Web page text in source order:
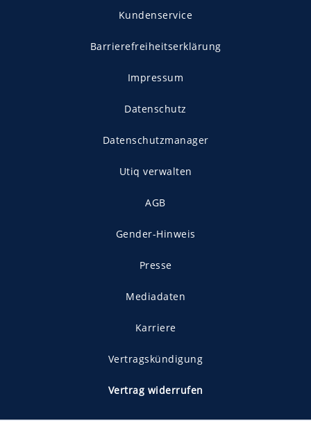
Kundenservice
Barrierefreiheitserklärung
Impressum
Datenschutz
Datenschutzmanager
Utiq verwalten
AGB
Gender-Hinweis
Presse
Mediadaten
Karriere
Vertragskündigung
Vertrag widerrufen